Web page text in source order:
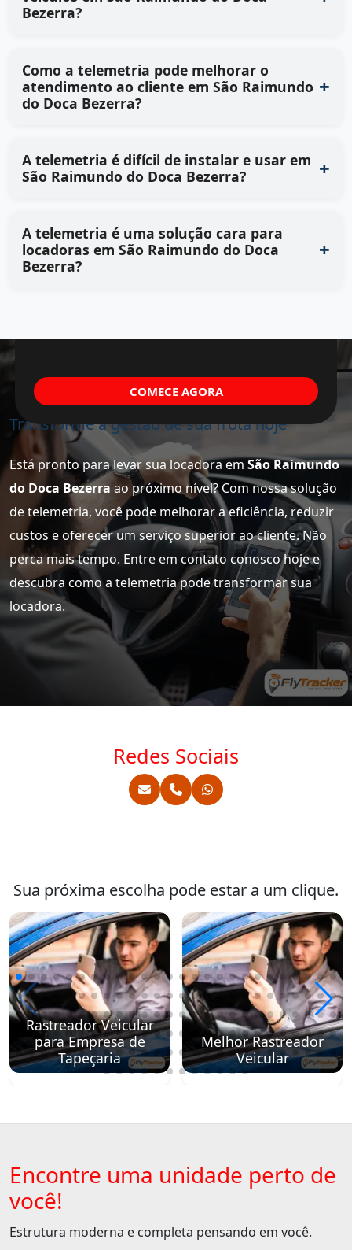
Bezerra?
Como a telemetria pode melhorar o
atendimento ao cliente em São Raimundo
do Doca Bezerra?
A telemetria é difícil de instalar e usar em
São Raimundo do Doca Bezerra?
A telemetria é uma solução cara para
locadoras em São Raimundo do Doca
Bezerra?
Transforme a gestão de sua frota hoje
Está pronto para levar sua locadora emSão Raimundo
do Doca Bezerra ao próximo nível? Com nossa solução
de telemetria, você pode melhorar a eficiência, reduzir
custos e oferecer um serviço superior ao cliente. Não
perca mais tempo. Entre em contato conosco hoje e
descubra como a telemetria pode transformar sua
locadora.
COMECE AGORA
Redes Sociais
Sua próxima escolha pode estar a um clique.
Rastreador Veicular
para Empresa de
Tapeçaria
Melhor Rastreador
Veicular
Encontre uma unidade perto de
você!
Estrutura moderna e completa pensando em você.